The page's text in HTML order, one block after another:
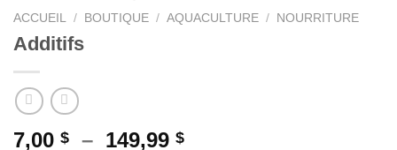
ACCUEIL / BOUTIQUE / AQUACULTURE / NOURRITURE
Additifs
7,00 $ – 149,99 $Plage